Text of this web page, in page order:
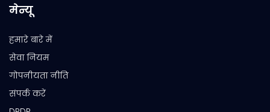
मेन्यू
हमारे बारे में
सेवा नियम
गोपनीयता नीति
संपर्क करें